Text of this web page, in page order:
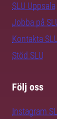
SLU Uppsala
Jobba på
Kontakta
Stöd SLU
Följ oss
Instagram